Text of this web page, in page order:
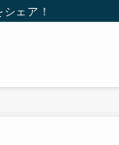
ェア！